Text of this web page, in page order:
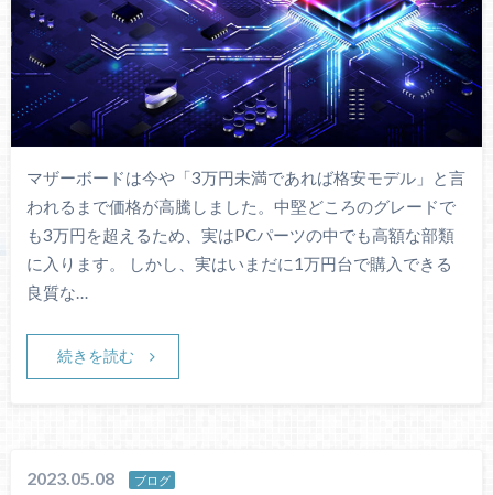
マザーボードは今や「3万円未満であれば格安モデル」と言
われるまで価格が高騰しました。中堅どころのグレードで
も3万円を超えるため、実はPCパーツの中でも高額な部類
に入ります。 しかし、実はいまだに1万円台で購入できる
良質な…
続きを読む
2023.05.08 ブログ